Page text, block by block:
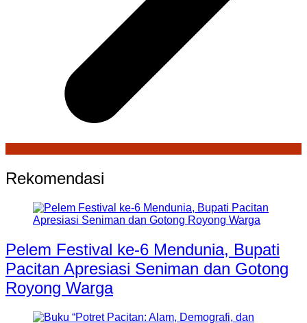
Rekomendasi
Pelem Festival ke-6 Mendunia, Bupati
Pacitan Apresiasi Seniman dan Gotong
Royong Warga